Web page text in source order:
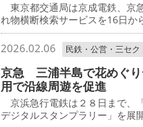
東京都交通局は京成電鉄、京
れ物横断検索サービスを16日か
2026.02.06 民鉄・公営・三セク
京急 三浦半島で花めぐ
用で沿線周遊を促進
京浜急行電鉄は２８日まで、
デジタルスタンプラリー」を展